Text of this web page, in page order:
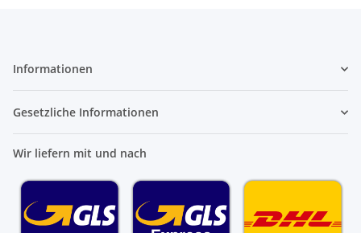
Informationen
Gesetzliche Informationen
Wir liefern mit und nach